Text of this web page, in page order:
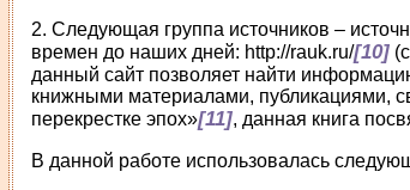
2. Следующая группа источников –
времен до наших дней: http://rauk.ru/[10]
данный сайт позволяет найти
книжными материалами, публикациями,
перекрестке эпох»[11], данная книга
В данной работе использовалась